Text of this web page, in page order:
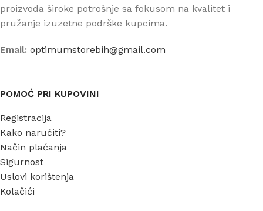
proizvoda široke potrošnje sa fokusom na kvalitet i
pružanje izuzetne podrške kupcima.
Email: optimumstorebih@gmail.com
POMOĆ PRI KUPOVINI
Registracija
Kako naručiti?
Način plaćanja
Sigurnost
Uslovi korištenja
Kolačići